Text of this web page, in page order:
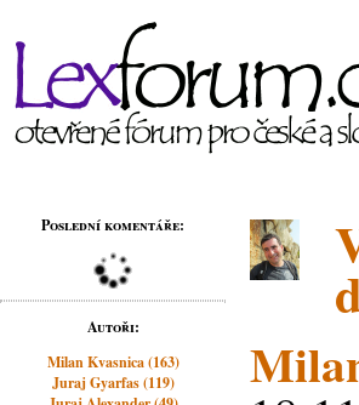
Poslední komentáře:
Autoři:
Milan Kvasnica (163)
Juraj Gyarfas (119)